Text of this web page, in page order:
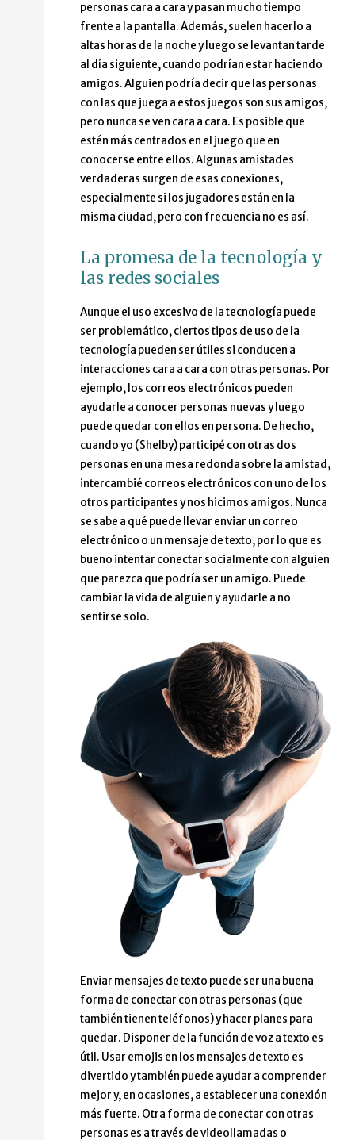
personas cara a cara y pasan mucho tiempo
frente a la pantalla. Además, suelen hacerlo a
altas horas de la noche y luego se levantan tarde
al día siguiente, cuando podrían estar haciendo
amigos. Alguien podría decir que las personas
con las que juega a estos juegos son sus amigos,
pero nunca se ven cara a cara. Es posible que
estén más centrados en el juego que en
conocerse entre ellos. Algunas amistades
verdaderas surgen de esas conexiones,
especialmente si los jugadores están en la
misma ciudad, pero con frecuencia no es así.
La promesa de la tecnología y
las redes sociales
Aunque el uso excesivo de la tecnología puede
ser problemático, ciertos tipos de uso de la
tecnología pueden ser útiles si conducen a
interacciones cara a cara con otras personas. Por
ejemplo, los correos electrónicos pueden
ayudarle a conocer personas nuevas y luego
puede quedar con ellos en persona. De hecho,
cuando yo (Shelby) participé con otras dos
personas en una mesa redonda sobre la amistad,
intercambié correos electrónicos con uno de los
otros participantes y nos hicimos amigos. Nunca
se sabe a qué puede llevar enviar un correo
electrónico o un mensaje de texto, por lo que es
bueno intentar conectar socialmente con alguien
que parezca que podría ser un amigo. Puede
cambiar la vida de alguien y ayudarle a no
sentirse solo.
Enviar mensajes de texto puede ser una buena
forma de conectar con otras personas (que
también tienen teléfonos) y hacer planes para
quedar. Disponer de la función de voz a texto es
útil. Usar emojis en los mensajes de texto es
divertido y también puede ayudar a comprender
mejor y, en ocasiones, a establecer una conexión
más fuerte. Otra forma de conectar con otras
personas es a través de videollamadas o